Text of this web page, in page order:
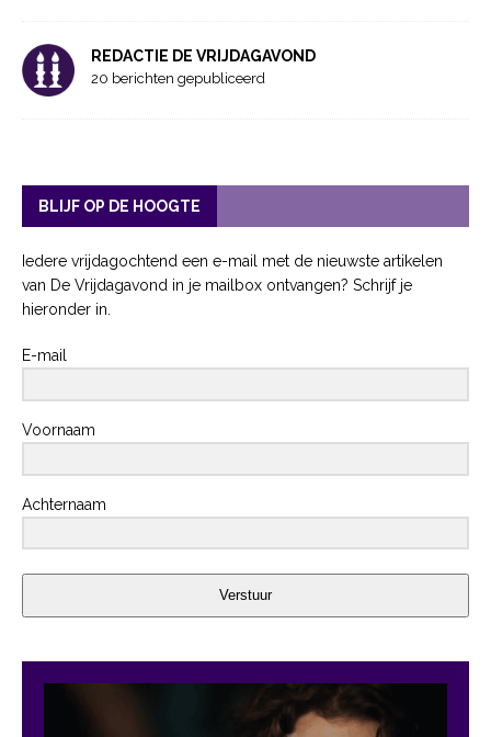
REDACTIE DE VRIJDAGAVOND
20 berichten gepubliceerd
BLIJF OP DE HOOGTE
Iedere vrijdagochtend een e-mail met de nieuwste artikelen
van De Vrijdagavond in je mailbox ontvangen? Schrijf je
hieronder in.
E-mail
Voornaam
Achternaam
Verstuur